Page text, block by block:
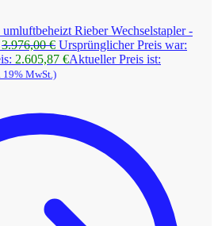
Rieber Wechselstapler -
3.976,00€ Ursprünglicher Preis war:
2.605,87 €Aktueller Preis ist:
MwSt.)